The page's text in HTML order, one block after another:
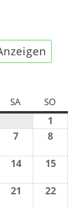
SA SAMSTAG
SO
1
7
2024
8
2024
1414.
1515.
2024
21 2222.